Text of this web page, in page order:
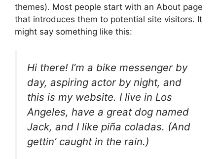
themes). Most people start with an About page
that introduces them to potential site visitors. It
might say something like this:
Hi there! I’m a bike messenger by
day, aspiring actor by night, and
this is my website. I live in Los
Angeles, have a great dog named
Jack, and I like piña coladas. (And
gettin’ caught in the rain.)